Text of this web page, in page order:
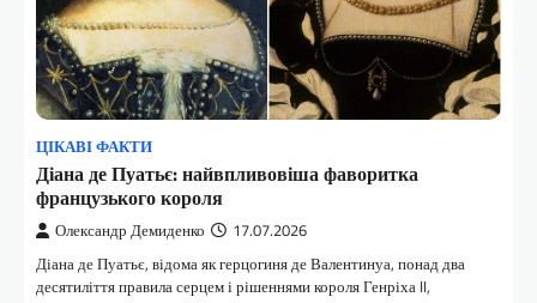
ЦІКАВІ ФАКТИ
Діана де Пуатьє: найвпливовіша фаворитка
французького короля
Олександр Демиденко 17.07.2026
Діана де Пуатьє, відома як герцогиня де Валентинуа, понад два
десятиліття правила серцем і рішеннями короля Генріха II,